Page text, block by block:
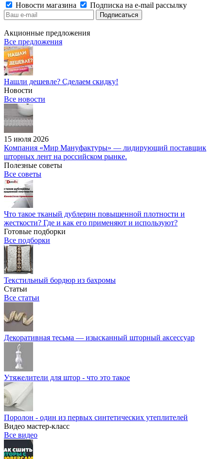
Новости магазина
Подписка на e-mail рассылку
Акционные предложения
Все предложения
Нашли дешевле? Сделаем скидку!
Новости
Все новости
15 июля 2026
Компания «Мир Мануфактуры» — лидирующий поставщик
шторных лент на российском рынке.
Полезные советы
Все советы
Что такое тканый дублерин повышенной плотности и
жесткости? Где и как его применяют и используют?
Готовые подборки
Все подборки
Текстильный бордюр из бахромы
Статьи
Все статьи
Декоративная тесьма — изысканный шторный аксессуар
Утяжелители для штор - что это такое
Поролон - один из первых синтетических утеплителей
Видео мастер-класс
Все видео